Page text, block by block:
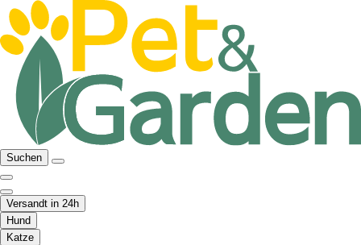
Suchen
Versandt in 24h
Hund
Katze